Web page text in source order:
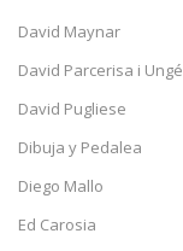
David Maynar
David Parcerisa i Ungé
David Pugliese
Dibuja y Pedalea
Diego Mallo
Ed Carosia